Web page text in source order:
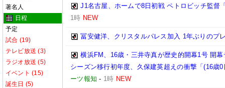
著名人
日程
予定
試合 (19)
テレビ放送 (3)
ラジオ放送 (5)
イベント (15)
誕生日 (5)
J1名古屋、ホームで8日初戦 ペトロビッチ監督
1時 NEW
冨安健洋、クリスタルパレス加入 1年ぶりのプ
横浜FM、16歳・三井寺真が歴史的開幕1号 開
シーズン移行初年度、久保建英超えの衝撃「(16歳
ーツ報知 - 1時 NEW